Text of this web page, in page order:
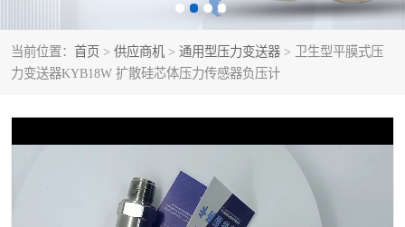
当前位置： 首页 > 供应商机 > 通用型压力变送器 > 卫生型平膜式压
力变送器KYB18W 扩散硅芯体压力传感器负压计
流量计
位移传感器 差压变送器